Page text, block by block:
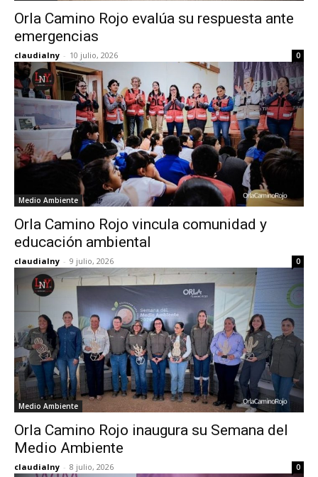
Orla Camino Rojo evalúa su respuesta ante
emergencias
claudialny - 10 julio, 2026 0
Medio Ambiente
Orla Camino Rojo vincula comunidad y
educación ambiental
claudialny - 9 julio, 2026 0
Medio Ambiente
Orla Camino Rojo inaugura su Semana del
Medio Ambiente
claudialny - 8 julio, 2026 0